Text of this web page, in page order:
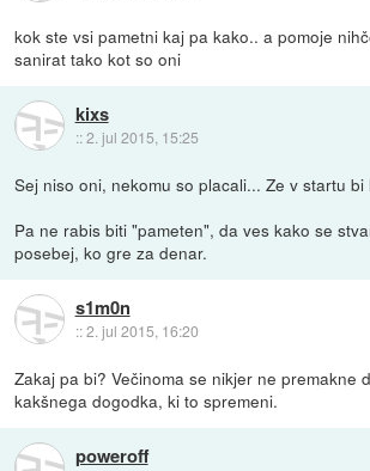
kok ste vsi pametni kaj pa kako.. a pomoje
sanirat tako kot so oni
kixs
::2. jul 2015, 15:25
Sej niso oni, nekomu so placali... Ze v startu
Pa ne rabis biti "pameten", da ves kako se
posebej, ko gre za denar.
s1m0n
::2. jul 2015, 16:20
Zakaj pa bi? Večinoma se nikjer ne premakne
kakšnega dogodka, ki to spremeni.
poweroff